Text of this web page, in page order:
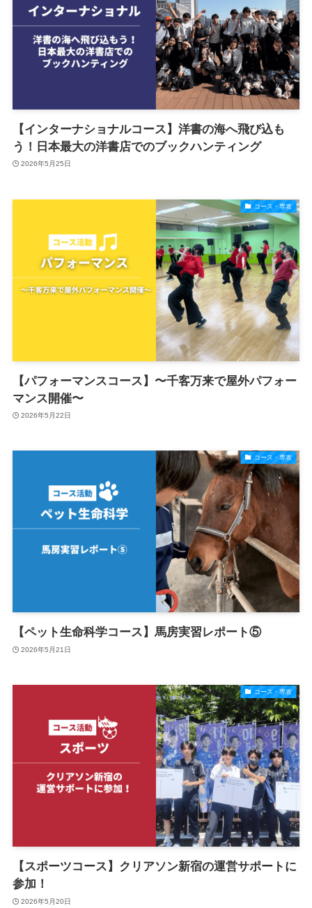
【インターナショナルコース】洋書の海へ飛び込も
う！日本最大の洋書店でのブックハンティング
2026年5月25日
コース・専攻
【パフォーマンスコース】〜千客万来で屋外パフォー
マンス開催〜
2026年5月22日
コース・専攻
【ペット生命科学コース】馬房実習レポート⑤
2026年5月21日
コース・専攻
【スポーツコース】クリアソン新宿の運営サポートに
参加！
2026年5月20日